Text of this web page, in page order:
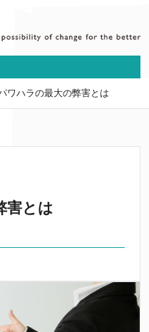
ワハラの最大の弊害とは
害とは